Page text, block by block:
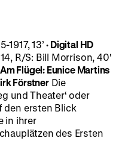
1917, 13’· Digital HD
R/S: Bill Morrison, 40'
Am Flügel: Eunice Martins
FörstnerDie
und Theater‘ oder
den ersten Blick
in ihrer
des Ersten